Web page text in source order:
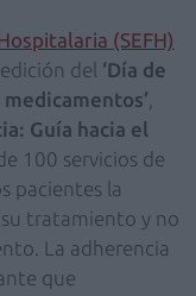
(SEFH)
del ‘Día de
Guía hacia el
100 servicios de
pacientes la
tratamiento y no
La adherencia
que